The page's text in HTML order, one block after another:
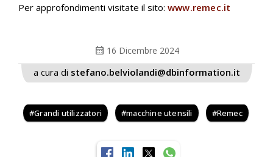
Per approfondimenti visitate il sito: www.remec.it
calendar_month 16 Dicembre 2024
a cura di stefano.belviolandi@dbinformation.it
Grandi utilizzatori macchine utensili Remec